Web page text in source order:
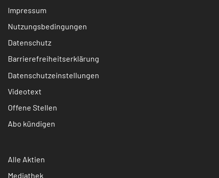
Impressum
Nutzungsbedingungen
Datenschutz
Barrierefreiheitserklärung
Datenschutzeinstellungen
Videotext
Offene Stellen
Abo kündigen
Alle Aktien
Mediathek